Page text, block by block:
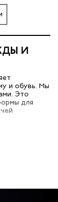
И
и обувь. Мы
Это
для